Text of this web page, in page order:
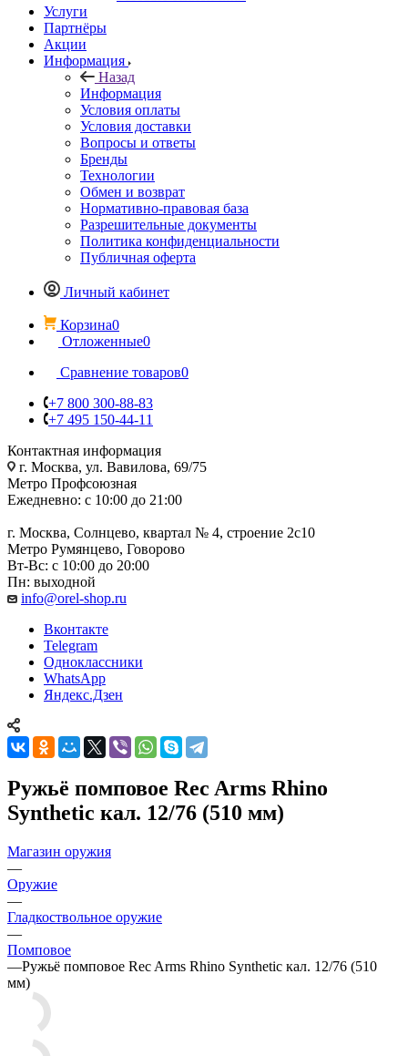
Услуги
Партнёры
Акции
Информация
Назад
Информация
Условия оплаты
Условия доставки
Вопросы и ответы
Бренды
Технологии
Обмен и возврат
Нормативно-правовая база
Разрешительные документы
Политика конфиденциальности
Публичная оферта
Личный кабинет
Корзина0
Отложенные0
Сравнение товаров0
+7 800 300-88-83
+7 495 150-44-11
Контактная информация
г. Москва, ул. Вавилова, 69/75
Метро Профсоюзная
Ежедневно: с 10:00 до 21:00
г. Москва, Солнцево, квартал № 4, строение 2с10
Метро Румянцево, Говорово
Вт-Вс: с 10:00 до 20:00
Пн: выходной
info@orel-shop.ru
Вконтакте
Telegram
Одноклассники
WhatsApp
Яндекс.Дзен
Ружьё помповое Rec Arms Rhino
Synthetic кал. 12/76 (510 мм)
Магазин оружия
—
Оружие
—
Гладкоствольное оружие
—
Помповое
—Ружьё помповое Rec Arms Rhino Synthetic кал. 12/76 (510
мм)